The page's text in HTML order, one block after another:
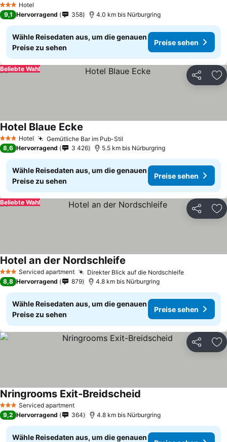
3 SterneHotel
9,1 Hervorragend 358 4.0 km bis Nürburgring
Wähle Reisedaten aus, um die genauen
Preise zu sehen
Preise sehen
Teilen
Beliebte Wahl
3 SterneHotel Gemütliche Bar im Pub-Stil
Hotel Blaue Ecke
8,6 Hervorragend 3 426 5.5 km bis Nürburgring
Wähle Reisedaten aus, um die genauen
Preise zu sehen
Preise sehen
Teilen
Beliebte Wahl
3 SterneServiced apartment Direkter Blick auf die Nordschleife
Hotel an der Nordschleife
8,8 Hervorragend 879 4.8 km bis Nürburgring
Wähle Reisedaten aus, um die genauen
Preise zu sehen
Preise sehen
Teilen
3 SterneServiced apartment
Nringrooms Exit-Breidscheid
9,2 Hervorragend 364 4.8 km bis Nürburgring
Wähle Reisedaten aus, um die genauen